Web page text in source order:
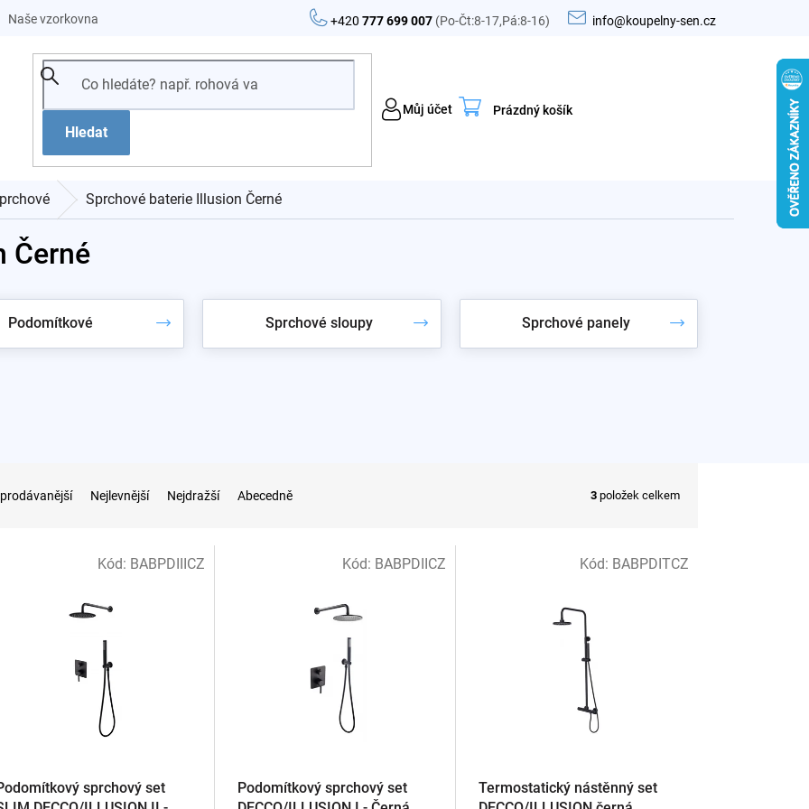
+420777 699 007 (Po-Čt:8-17,Pá:8-16) info@koupelny-sen.cz
Naše vzorkovna
Hledat
Můj účet
Nákupní
Prázdný košík
Sprchové baterie Illusion Černé
Černé
Podomítkové Sprchové sloupy Sprchové panely
Nejlevnější Nejdražší Abecedně 3 položek celkem
sprchový set
Kód: BABPDIIICZ
Podomítkový sprchový set
Kód: BABPDIICZ
Termostatický nástěnný set
Kód: BABPDITCZ